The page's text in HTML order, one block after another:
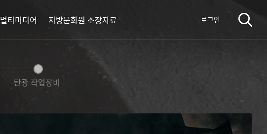
멀티미디어 지방문화원 소장자료 로그인
탄광 작업장비